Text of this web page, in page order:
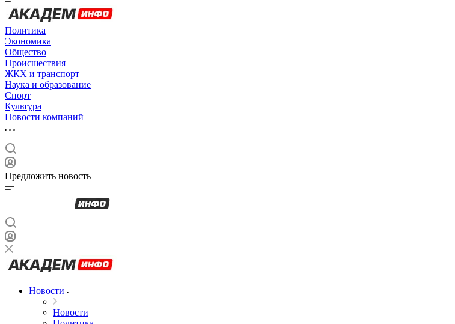
Политика
Экономика
Общество
Происшествия
ЖКХ и транспорт
Наука и образование
Спорт
Культура
Новости компаний
Предложить новость
Новости
Новости